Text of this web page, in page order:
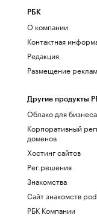
РБК
О компании
Контактная
Редакция
Размещение
Другие продукты
Облако для бизнеса
Корпоративный
доменов
Хостинг сайтов
Рег.решения
Знакомства
Сайт знакомств
РБК Компании